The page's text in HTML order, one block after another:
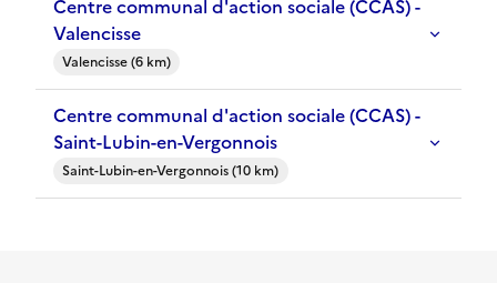
Centre communal d'action sociale (CCAS) -
Valencisse
Valencisse (6 km)
Centre communal d'action sociale (CCAS) -
Saint-Lubin-en-Vergonnois
Saint-Lubin-en-Vergonnois (10 km)